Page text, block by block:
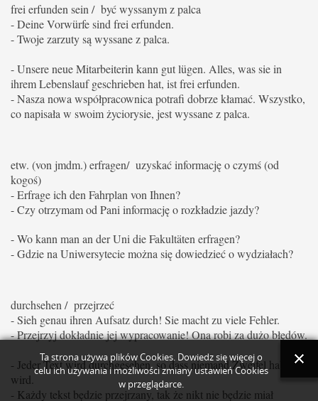
frei erfunden sein / być wyssanym z palca
- Deine Vorwürfe sind frei erfunden.
- Twoje zarzuty są wyssane z palca.
- Unsere neue Mitarbeiterin kann gut lügen. Alles, was sie in
ihrem Lebenslauf geschrieben hat, ist frei erfunden.
- Nasza nowa współpracownica potrafi dobrze kłamać. Wszystko,
co napisała w swoim życiorysie, jest wyssane z palca.
etw. (von jmdm.) erfragen/ uzyskać informację o czymś (od
kogoś)
- Erfrage ich den Fahrplan von Ihnen?
- Czy otrzymam od Pani informację o rozkładzie jazdy?
- Wo kann man an der Uni die Fakultäten erfragen?
- Gdzie na Uniwersytecie można się dowiedzieć o wydziałach?
durchsehen / przejrzeć
- Sieh genau ihren Aufsatz durch! Sie macht zu viele Fehler.
- Przejrzyj dokładnie jej wypracowanie! Ona robi za dużo błędów.
- Jeder Text wird durchgesehen, so dass niemand Zweifel haben
wird.
- Każdy tekst będzie przejrzany, tak że nikt nie będzie miał
Ta strona używa plików Cookies. Dowiedz się więcej o
celu ich używania i możliwości zmiany ustawień Cookies
w przeglądarce.